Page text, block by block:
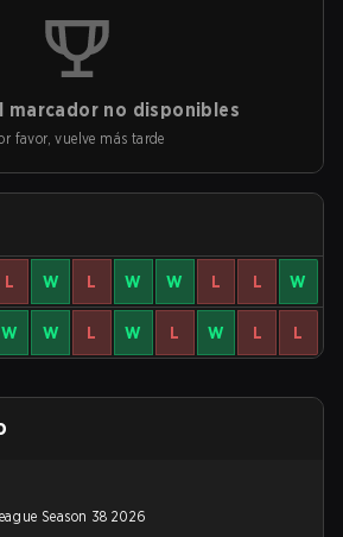
marcador no disponibles
favor, vuelve más tarde
L W L W W L L W
W W L W L W L L
Season 38 2026